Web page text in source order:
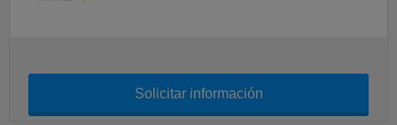
Solicitar información